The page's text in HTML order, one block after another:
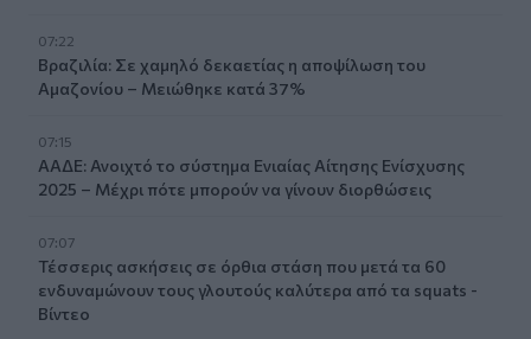
07:22
Βραζιλία: Σε χαμηλό δεκαετίας η αποψίλωση του
Αμαζονίου – Μειώθηκε κατά 37%
07:15
ΑΑΔΕ: Ανοιχτό το σύστημα Ενιαίας Αίτησης Ενίσχυσης
2025 – Μέχρι πότε μπορούν να γίνουν διορθώσεις
07:07
Τέσσερις ασκήσεις σε όρθια στάση που μετά τα 60
ενδυναμώνουν τους γλουτούς καλύτερα από τα squats -
Βίντεο